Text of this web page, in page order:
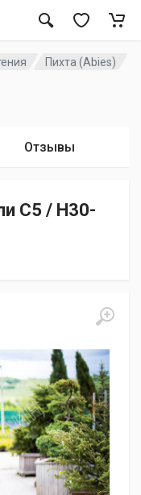
Пихта (Abies)
Отзывы
C5 / H30-